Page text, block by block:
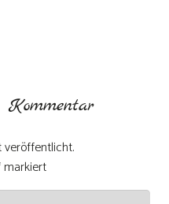
Kommentar
veröffentlicht.
markiert